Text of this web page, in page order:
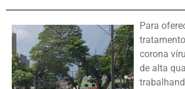
Para
corona
de alta